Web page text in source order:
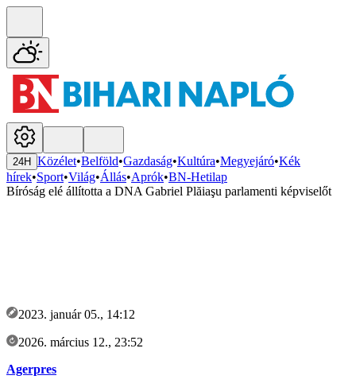
24H Közélet•Belföld•Gazdaság•Kultúra•Megyejáró•Kék
hírek•Sport•Világ•Állás•Aprók•BN-Hetilap
Bíróság elé állította a DNA Gabriel Plăiaşu parlamenti képviselőt
2023. január 05., 14:12
2026. március 12., 23:52
Agerpres